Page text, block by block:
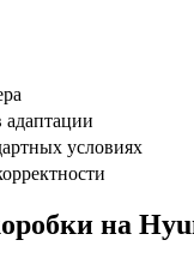
условиях
на